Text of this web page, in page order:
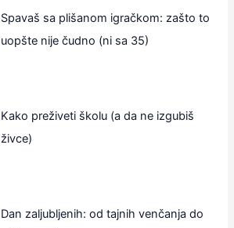
Spavaš sa plišanom igračkom: zašto to
uopšte nije čudno (ni sa 35)
Kako preživeti školu (a da ne izgubiš
živce)
Dan zaljubljenih: od tajnih venčanja do